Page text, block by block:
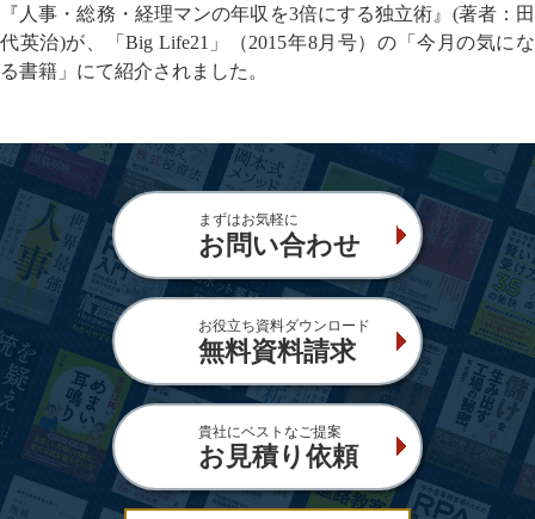
『人事・総務・経理マンの年収を3倍にする独立術』(著者：田
代英治)が、「Big Life21」（2015年8月号）の「今月の気にな
る書籍」にて紹介されました。
まずはお気軽に
お問い合わせ
お役立ち資料ダウンロード
無料資料請求
貴社にベストなご提案
お見積り依頼